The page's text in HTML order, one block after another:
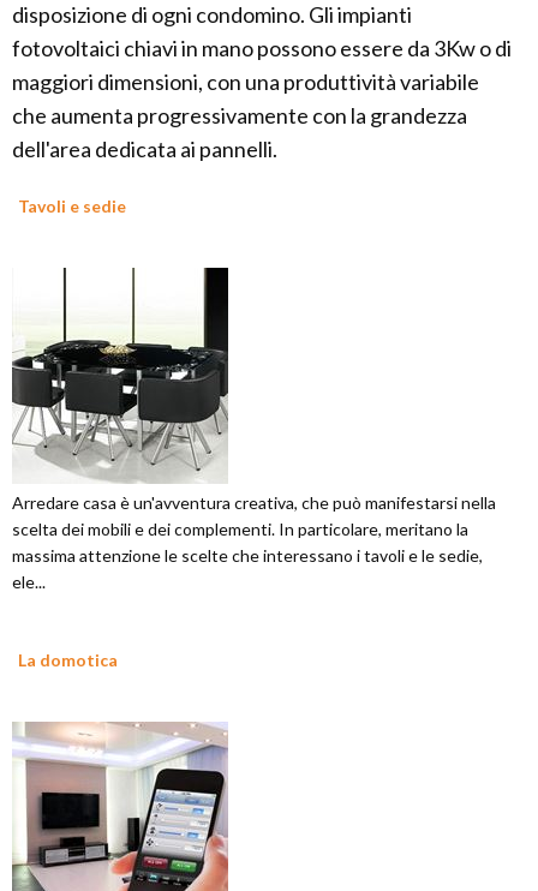
disposizione di ogni condomino. Gli impianti
fotovoltaici chiavi in mano possono essere da 3Kw o di
maggiori dimensioni, con una produttività variabile
che aumenta progressivamente con la grandezza
dell'area dedicata ai pannelli.
Tavoli e sedie
Arredare casa è un'avventura creativa, che può manifestarsi nella
scelta dei mobili e dei complementi. In particolare, meritano la
massima attenzione le scelte che interessano i tavoli e le sedie,
ele...
La domotica